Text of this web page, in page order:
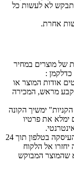
לא לעשות כל
אחרת.
של מוצרים במחיר
:
אודות המוצר או
מראש, המכירה
ימשיך הקונה
ימלא את פרטיו
השלמת הליך המכירה יבוצע לאחר אימות העיסקה בטלפון תוך 24
אל הלקוח
שהמוצר המבוקש